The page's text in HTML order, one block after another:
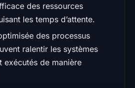
des ressources
les temps d’attente.
des processus
ralentir les systèmes
exécutés de manière